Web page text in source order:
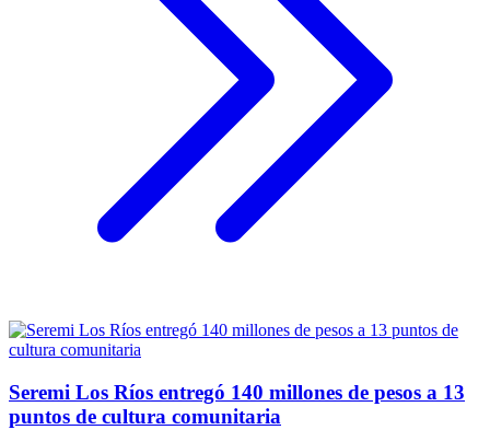
Seremi Los Ríos entregó 140 millones de pesos a 13
puntos de cultura comunitaria